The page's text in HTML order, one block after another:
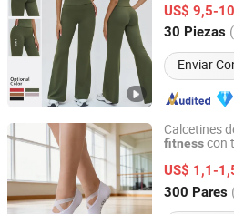
adelgaza,
de pierna
US$ 9,5-
30 Piezas
Enviar
Shandong, China
Calcetines
fitnesscon
US$ 1,1-
300 Pares
Foshan Dongsheng Hengda
Guangdong, China